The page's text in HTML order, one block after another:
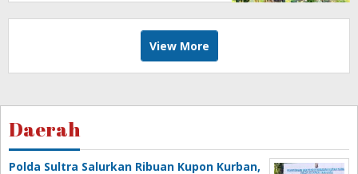
View More
Daerah
Polda Sultra Salurkan Ribuan Kupon Kurban,